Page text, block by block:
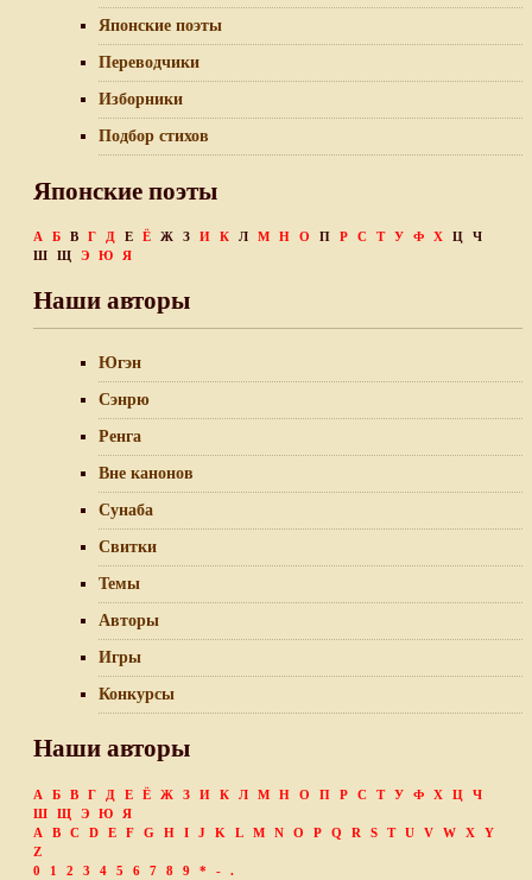
Японские поэты
Переводчики
Изборники
Подбор стихов
Японские поэты
А Б В Г Д Е Ё Ж З И К Л М Н О П Р С Т У Ф Х Ц
Ч
Ш
Щ Э Ю Я
Наши авторы
Югэн
Сэнрю
Ренга
Вне канонов
Сунаба
Свитки
Темы
Авторы
Игры
Конкурсы
Наши авторы
А Б В Г Д Е Ё Ж З И К Л М Н О П Р С Т У Ф Х Ц
Ч
Ш
Щ Э Ю
Я
A
B C D E F G H I J K L M N O P Q R S T U V W X
Y
Z
0
1 2 3 4 5 6 7 8 9 * - .